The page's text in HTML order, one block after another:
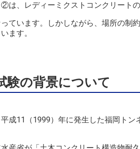
、レディーミクストコンクリートの
ています。しかしながら、場所の
ます。
験の背景について
成11 （1999）年に発生した福岡トン